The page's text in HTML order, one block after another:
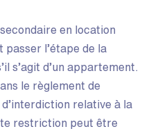
en location
l’étape de la
s’agit d’un appartement.
le règlement de
relative à la
restriction peut être